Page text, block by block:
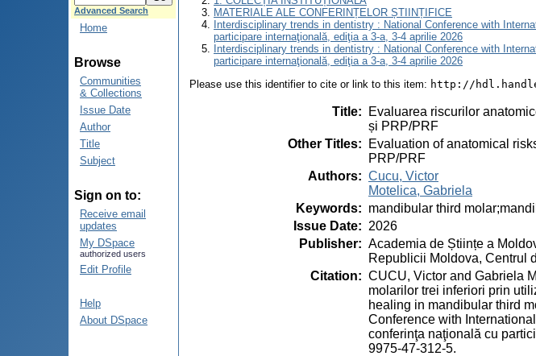
Advanced Search
Home
Browse
Communities
& Collections
Issue Date
Author
Title
Subject
Sign on to:
Receive email
updates
My DSpace
authorized users
Edit Profile
Help
About DSpace
MATERIALE ALE CONFERINȚELOR ȘTIINȚIFICE
Interdisciplinary trends in dentistry : National Conference with
participare internaţională, ediţia a 3-a, 3-4 aprilie 2026
Interdisciplinary trends in dentistry : National Conference with
participare internaţională, ediţia a 3-a, 3-4 aprilie 2026
Please use this identifier to cite or link to this item: http://
Title:
Evaluarea riscurilor
și PRP/PRF
Other Titles:
Evaluation of anatomical
PRP/PRF
Authors: Cucu, Victor
Motelica, Gabriela
Keywords: mandibular third
Issue Date: 2026
Publisher: Academia de Științe a
Republicii Moldova, Centrul
Citation: CUCU, Victor and Gabriela
molarilor trei inferiori prin
healing in mandibular third
Conference with
conferinţa naţională cu
9975-47-312-5.